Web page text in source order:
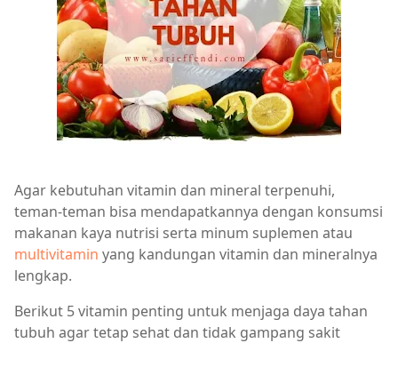
Agar kebutuhan vitamin dan mineral terpenuhi,
teman-teman bisa mendapatkannya dengan konsumsi
makanan kaya nutrisi serta minum suplemen atau
multivitamin yang kandungan vitamin dan mineralnya
lengkap.
Berikut 5 vitamin penting untuk menjaga daya tahan
tubuh agar tetap sehat dan tidak gampang sakit